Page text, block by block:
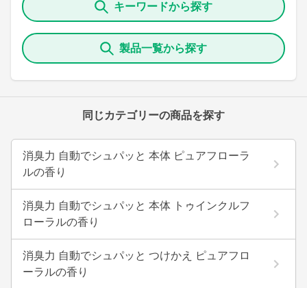
キーワードから探す
製品一覧から探す
同じカテゴリーの商品を探す
消臭力 自動でシュパッと 本体 ピュアフローラ
ルの香り
消臭力 自動でシュパッと 本体 トゥインクルフ
ローラルの香り
消臭力 自動でシュパッと つけかえ ピュアフロ
ーラルの香り